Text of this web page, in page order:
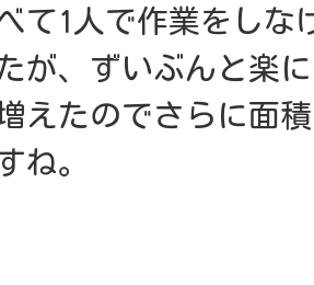
て1人で作業をしな
が、ずいぶんと楽
えたのでさらに面
ね。